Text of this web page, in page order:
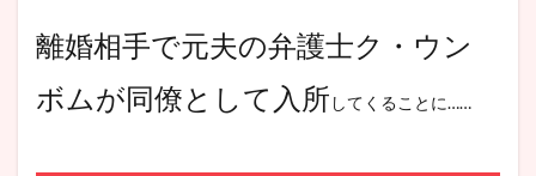
離婚相手で元夫の弁護士ク・ウン
ボムが同僚として入所 してくることに……